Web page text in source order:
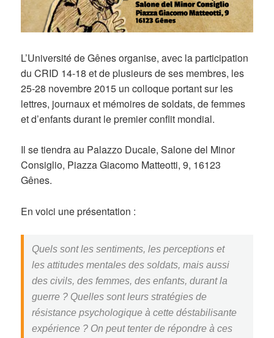
L’Université de Gênes organise, avec la participation
du CRID 14-18 et de plusieurs de ses membres, les
25-28 novembre 2015 un colloque portant sur les
lettres, journaux et mémoires de soldats, de femmes
et d’enfants durant le premier conflit mondial.
Il se tiendra au Palazzo Ducale, Salone del Minor
Consiglio, Piazza Giacomo Matteotti, 9, 16123
Gênes.
En voici une présentation :
Quels sont les sentiments, les perceptions et
les attitudes mentales des soldats, mais aussi
des civils, des femmes, des enfants, durant la
guerre ? Quelles sont leurs stratégies de
résistance psychologique à cette déstabilisante
expérience ? On peut tenter de répondre à ces